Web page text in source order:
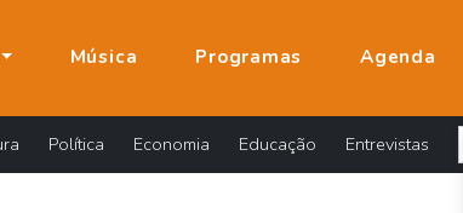
Música Programas Agenda
Política Economia Educação Entrevistas